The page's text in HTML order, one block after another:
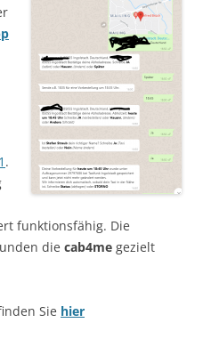
.
funktionsfähig. Die
die cab4me gezielt
Sie hier